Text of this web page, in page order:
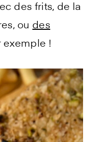
des frits, de la
ou des
exemple !